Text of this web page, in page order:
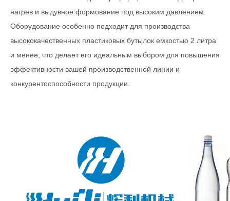
нагрев и выдувное формование под высоким давлением.
Оборудование особенно подходит для производства
высококачественных пластиковых бутылок емкостью 2 литра
и менее, что делает его идеальным выбором для повышения
эффективности вашей производственной линии и
конкурентоспособности продукции.